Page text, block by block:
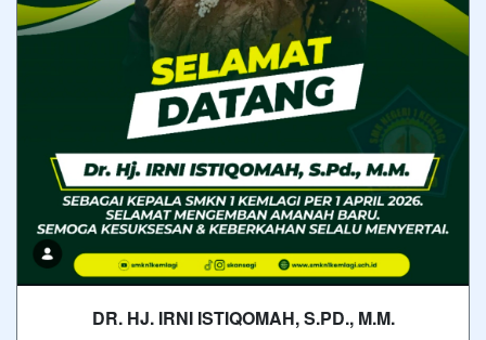
DR. HJ. IRNI ISTIQOMAH, S.PD., M.M.